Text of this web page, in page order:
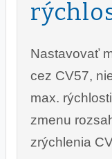
Nastavovať
cez CV57,
max.
zmenu
zrýchlenia